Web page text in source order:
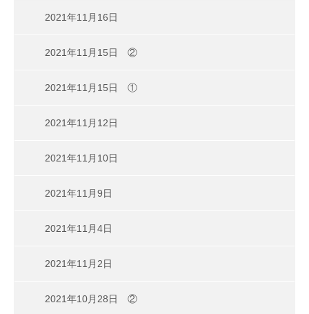
2021年11月16日
2021年11月15日 ②
2021年11月15日 ①
2021年11月12日
2021年11月10日
2021年11月9日
2021年11月4日
2021年11月2日
2021年10月28日 ②